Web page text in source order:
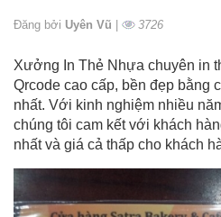
Đăng bởi Uyên Vũ | 3726
Xưởng In Thẻ Nhựa chuyên in
Qrcode cao cấp, bền đẹp bằng
nhất. Với kinh nghiệm nhiều
chúng tôi cam kết với khách
nhất và giá cả thấp cho khách